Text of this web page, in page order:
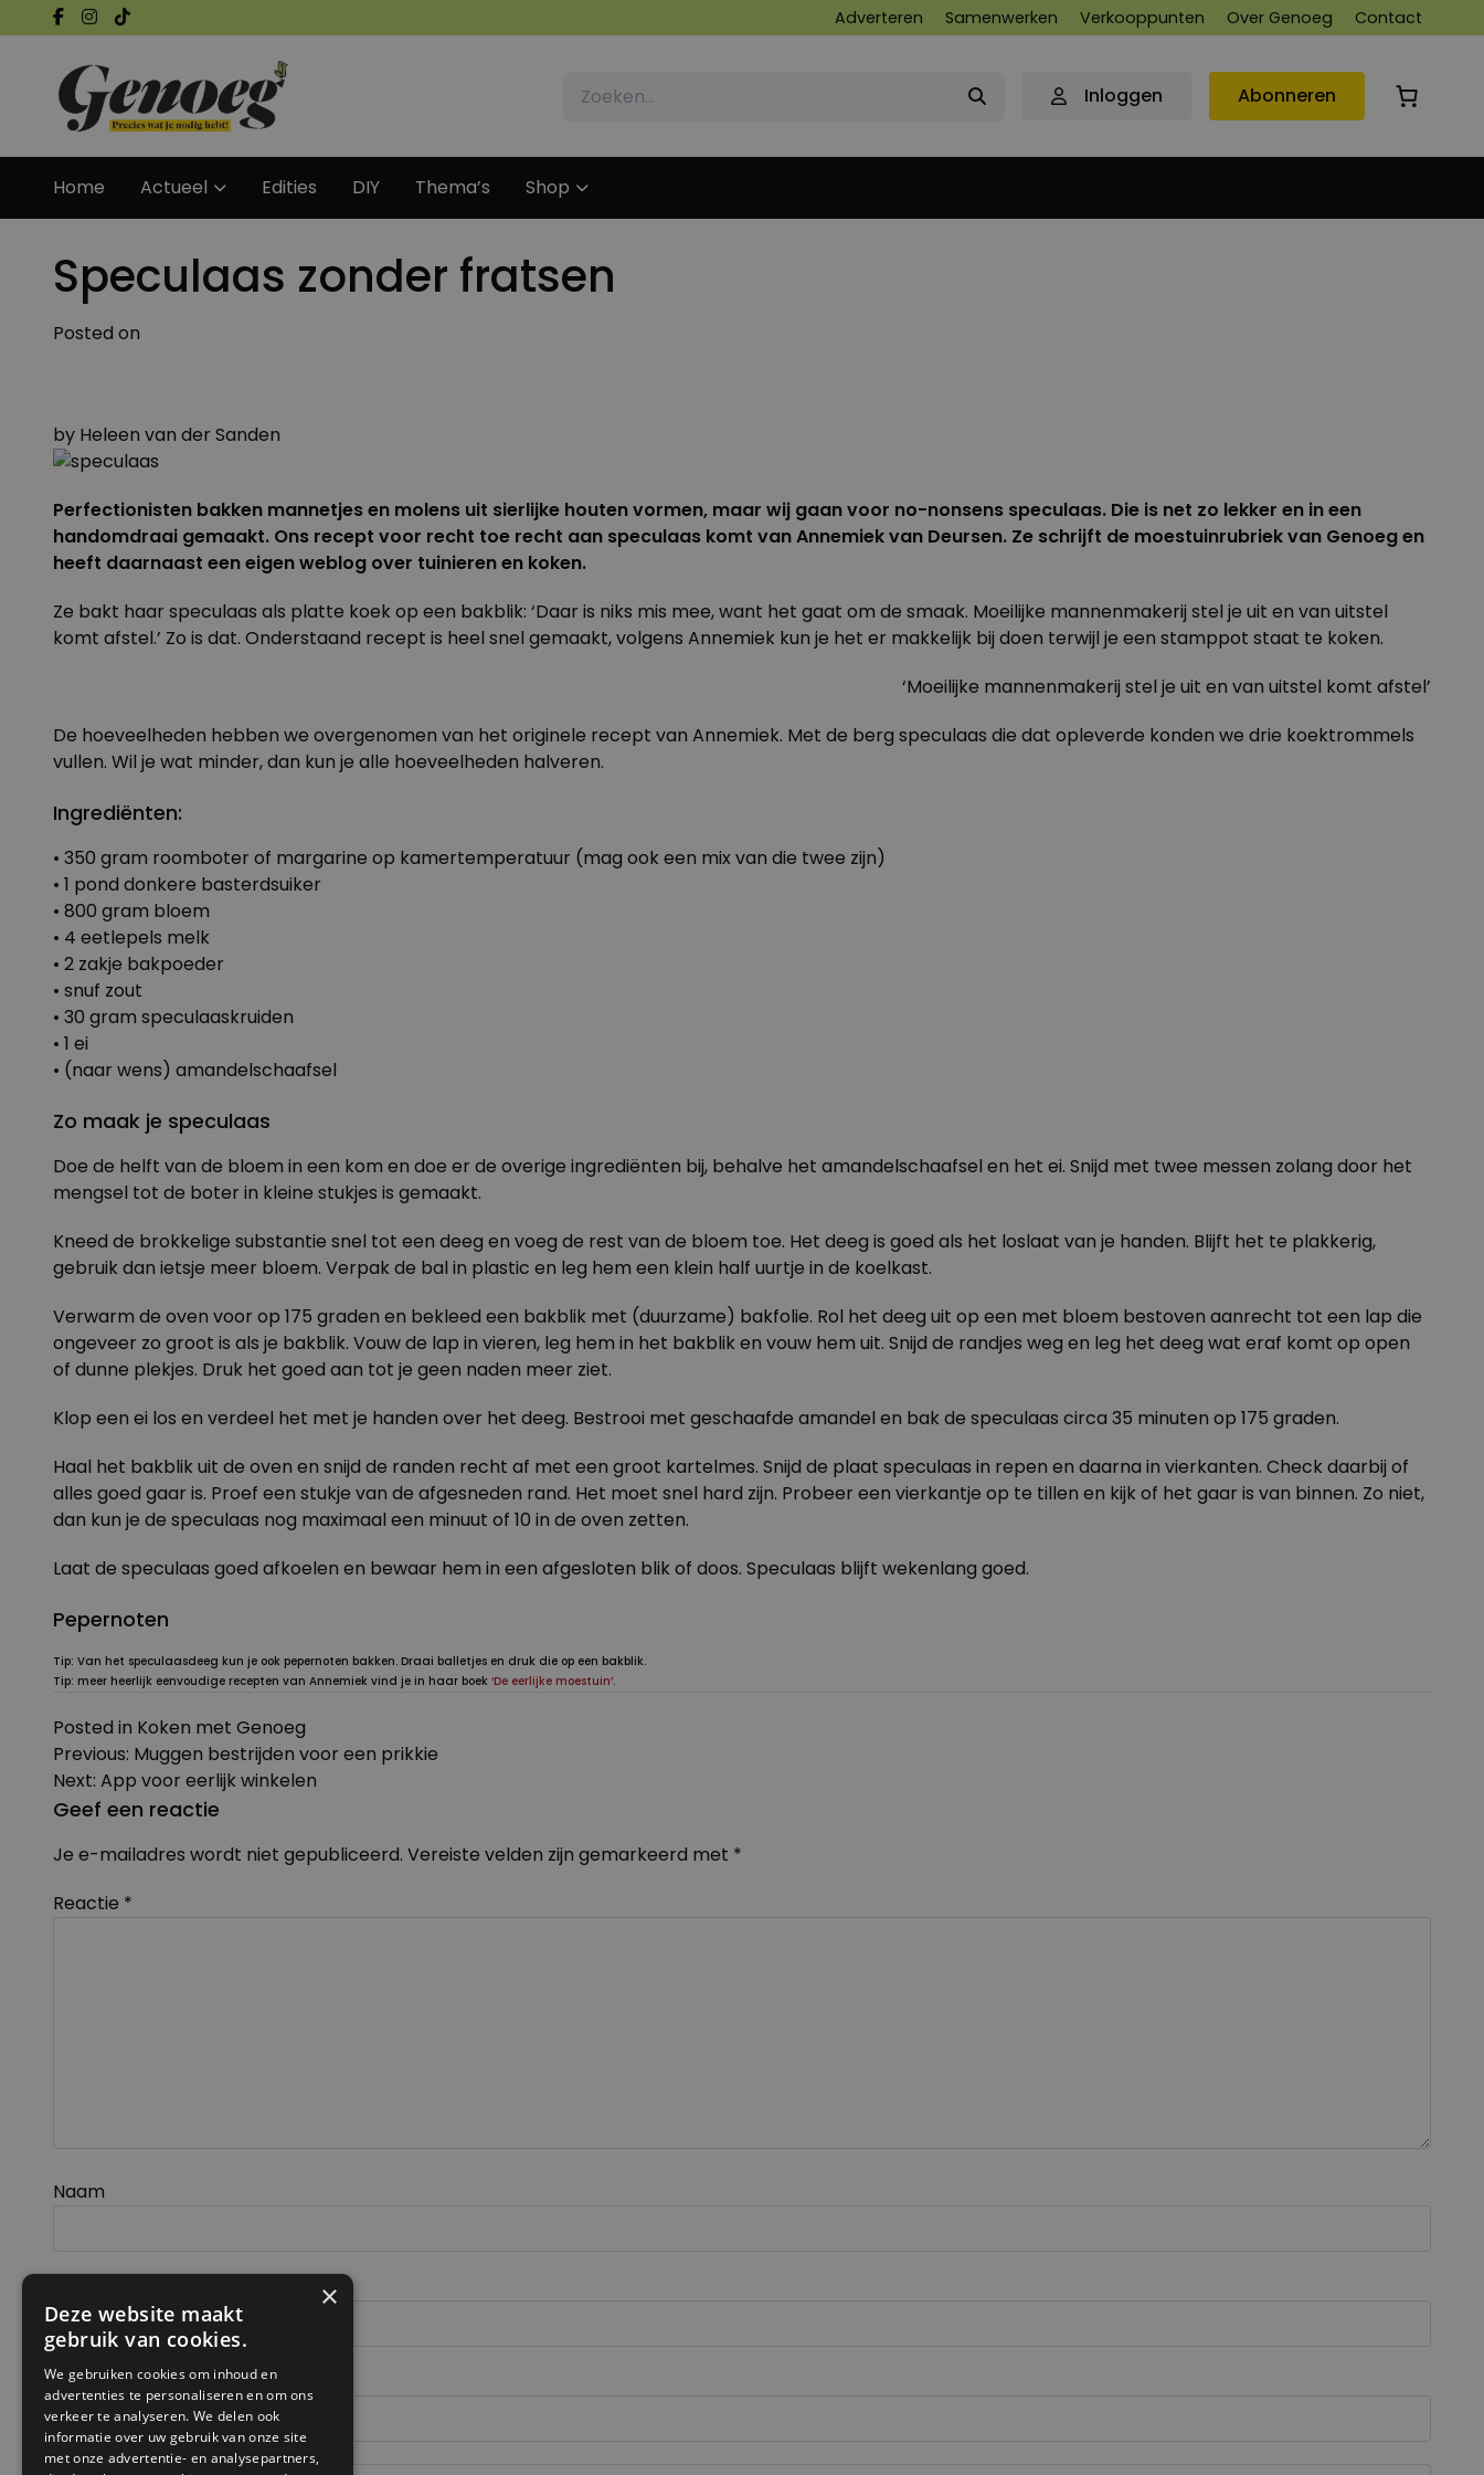
Adverteren Samenwerken Verkooppunten Over Genoeg Contact
Inloggen Abonneren
Home Actueel Edities DIY Thema’s Shop
Speculaas zonder fratsen
Posted on
by Heleen van der Sanden
Perfectionisten bakken mannetjes en molens uit sierlijke houten vormen, maar wij gaan voor no-nonsens speculaas. Die is net zo lekker en in een
handomdraai gemaakt. Ons recept voor recht toe recht aan speculaas komt van Annemiek van Deursen. Ze schrijft de moestuinrubriek van Genoeg en
heeft daarnaast een eigenweblog over tuinieren en koken.
Ze bakt haar speculaas als platte koek op een bakblik: ‘Daar is niks mis mee, want het gaat om de smaak. Moeilijke mannenmakerij stel je uit en van uitstel
komt afstel.’ Zo is dat. Onderstaand recept is heel snel gemaakt, volgens Annemiek kun je het er makkelijk bij doen terwijl je een stamppot staat te koken.
‘Moeilijke mannenmakerij stel je uit en van uitstel komt afstel’
De hoeveelheden hebben we overgenomen van het originele recept van Annemiek. Met de berg speculaas die dat opleverde konden we drie koektrommels
vullen. Wil je wat minder, dan kun je alle hoeveelheden halveren.
Ingrediënten:
• 350 gram roomboter of margarine op kamertemperatuur (mag ook een mix van die twee zijn)
• 1 pond donkere basterdsuiker
• 800 gram bloem
• 4 eetlepels melk
• 2 zakje bakpoeder
• snuf zout
• 30 gram speculaaskruiden
• 1 ei
• (naar wens) amandelschaafsel
Zo maak je speculaas
Doe de helft van de bloem in een kom en doe er de overige ingrediënten bij, behalve het amandelschaafsel en het ei. Snijd met twee messen zolang door het
mengsel tot de boter in kleine stukjes is gemaakt.
Kneed de brokkelige substantie snel tot een deeg en voeg de rest van de bloem toe. Het deeg is goed als het loslaat van je handen. Blijft het te plakkerig,
gebruik dan ietsje meer bloem. Verpak de bal in plastic en leg hem een klein half uurtje in de koelkast.
Verwarm de oven voor op 175 graden en bekleed een bakblik met (duurzame) bakfolie. Rol het deeg uit op een met bloem bestoven aanrecht tot een lap die
ongeveer zo groot is als je bakblik. Vouw de lap in vieren, leg hem in het bakblik en vouw hem uit. Snijd de randjes weg en leg het deeg wat eraf komt op open
of dunne plekjes. Druk het goed aan tot je geen naden meer ziet.
Klop een ei los en verdeel het met je handen over het deeg. Bestrooi met geschaafde amandel en bak de speculaas circa 35 minuten op 175 graden.
Haal het bakblik uit de oven en snijd de randen recht af met een groot kartelmes. Snijd de plaat speculaas in repen en daarna in vierkanten. Check daarbij of
alles goed gaar is. Proef een stukje van de afgesneden rand. Het moet snel hard zijn. Probeer een vierkantje op te tillen en kijk of het gaar is van binnen. Zo niet,
dan kun je de speculaas nog maximaal een minuut of 10 in de oven zetten.
Laat de speculaas goed afkoelen en bewaar hem in een afgesloten blik of doos. Speculaas blijft wekenlang goed.
Pepernoten
Tip: Van het speculaasdeeg kun je ook pepernoten bakken. Draai balletjes en druk die op een bakblik.
Tip: meer heerlijk eenvoudige recepten van Annemiek vind je in haar boek ‘De eerlijke moestuin’.
Posted in Koken met Genoeg
Bericht
navigatie
Previous: Muggen bestrijden voor een prikkie
Next: App voor eerlijk winkelen
Geef een reactie
Je e-mailadres wordt niet gepubliceerd. Vereiste velden zijn gemarkeerd met *
Reactie *
Naam
Site
×
Deze website maakt
gebruik van cookies.
We gebruiken cookies om inhoud en
advertenties te personaliseren en om ons
verkeer te analyseren. We delen ook
informatie over uw gebruik van onze site
met onze advertentie- en analysepartners,